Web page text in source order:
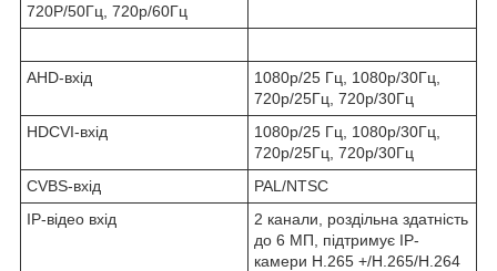
720P/50Гц, 720p/60Гц
AHD-вхід
1080p/25 Гц, 1080p/30Гц,
720p/25Гц, 720p/30Гц
HDCVI-вхід
1080p/25 Гц, 1080p/30Гц,
720p/25Гц, 720p/30Гц
CVBS-вхід
PAL/NTSC
IP-відео вхід
2 канали, роздільна здатність
до 6 МП, підтримує IP-
камери H.265 +/H.265/H.264